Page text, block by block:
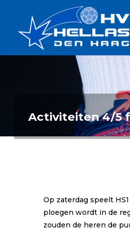
Activiteiten 4/5
Op zaterdag speelt
ploegen wordt in de
zouden de heren de